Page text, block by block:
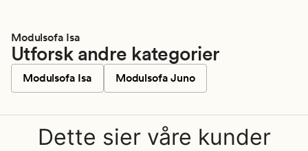
Modulsofa Isa
Utforsk andre kategorier
Modulsofa Isa Modulsofa Juno
Dette sier våre kunder